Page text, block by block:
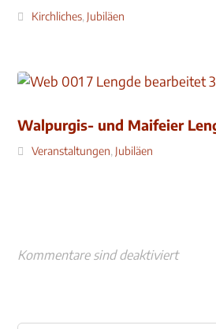
Kirchliches, Jubiläen
Walpurgis- und Maifeier
Veranstaltungen, Jubiläen
Kommentare sind deaktiviert